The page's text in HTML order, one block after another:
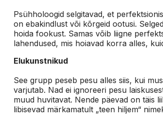
Psühholoogid selgitavad, et
on ebakindlust või kõrgeid ootusi.
hoida fookust. Samas võib liigne
lahendused, mis hoiavad korra alles,
Elukunstnikud
See grupp peseb pesu alles siis, kui
varjutab. Nad ei ignoreeri pesu
muud huvitavat. Nende päevad on täis
libisevad märkamatult „teen hiljem“